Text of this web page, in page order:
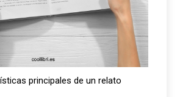
principales de un relato